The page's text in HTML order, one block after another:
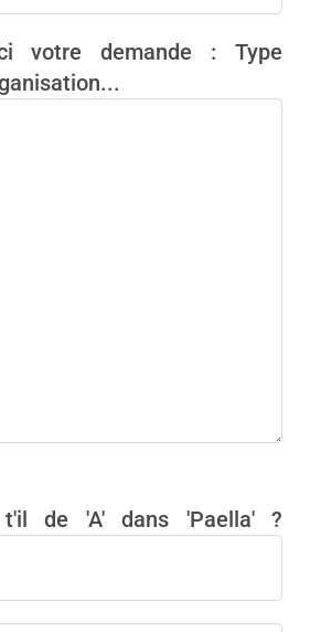
votre demande : Type
de 'A' dans 'Paella' ?